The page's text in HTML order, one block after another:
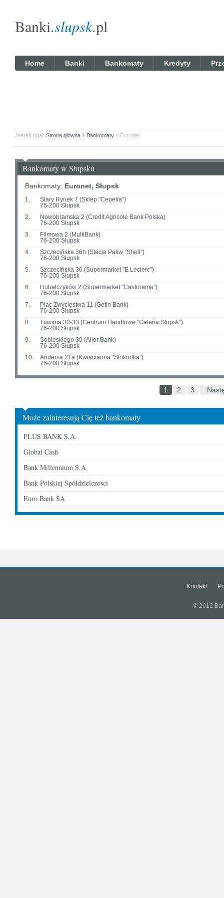
Banki.slupsk.pl
Home Banki Bankomaty Kredyty
Jesteś tutaj: Strona główna » Bankomaty » Euronet
Bankomaty w Słupsku
Bankomaty: Euronet, Słupsk
1.
Stary Rynek 7 (Sklep "Cepelia")
76-200 Słupsk
2.
Nowobramska 2 (Credit Agricole Bank Polska)
76-200 Słupsk
3.
Filmowa 2 (MultiBank)
76-200 Słupsk
4.
Szczecińska 36h (Stacja Paliw "Shell")
76-200 Słupsk
5.
Szczecińska 36 (Supermarket "E.Leclerc")
76-200 Słupsk
6.
Hubalczyków 2 (Supermarket "Castorama")
76-200 Słupsk
7.
Plac Zwycięstwa 11 (Getin Bank)
76-200 Słupsk
8.
Tuwima 32-33 (Centrum Handlowe "Galeria Słupsk")
76-200 Słupsk
9.
Sobieskiego 30 (Alior Bank)
76-200 Słupsk
10.
Andersa 21a (Kwiaciarnia "Stokrotka")
76-200 Słupsk
1 2 3
Może zainteresują Cię też bankomaty
PLUS BANK S.A.
Global Cash
Bank Millennium S.A.
Bank Polskiej Spółdzielczości
Euro Bank SA
Kontakt
© 2012